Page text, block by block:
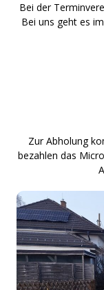
Bei der
Bei uns geht es
Zur Abholung
bezahlen das